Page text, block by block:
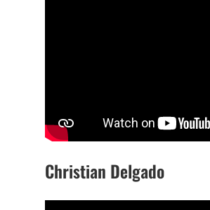
Christian Delgado